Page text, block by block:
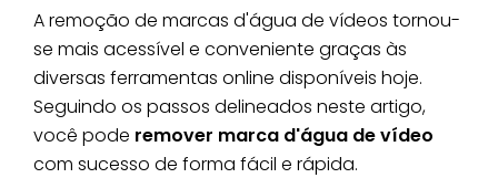
A remoção de marcas d'água de vídeos tornou-
se mais acessível e conveniente graças às
diversas ferramentas online disponíveis hoje.
Seguindo os passos delineados neste artigo,
você pode remover marca d'água de vídeo
com sucesso de forma fácil e rápida.